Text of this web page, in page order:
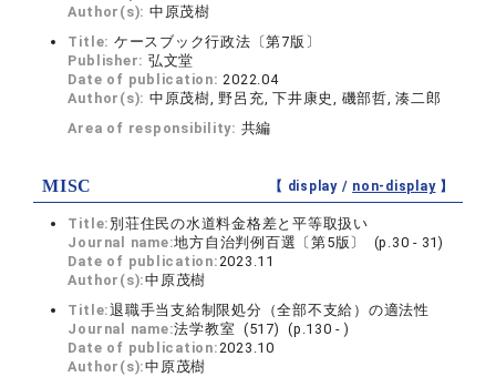
Author(s): 中原茂樹
Title: ケースブック行政法〔第7版〕
Publisher: 弘文堂
Date of publication:2022.04
Author(s): 中原茂樹, 野呂充, 下井康史, 磯部哲, 湊二郎
Area of responsibility: 共編
MISC 【 display / non-display】
Title: 別荘住民の水道料金格差と平等取扱い
Journal name:地方自治判例百選〔第5版〕 (p.30 - 31)
Date of publication:2023.11
Author(s):中原茂樹
Title:退職手当支給制限処分（全部不支給）の適法性
Journal name:法学教室 (517) (p.130 - )
Date of publication:2023.10
Author(s):中原茂樹